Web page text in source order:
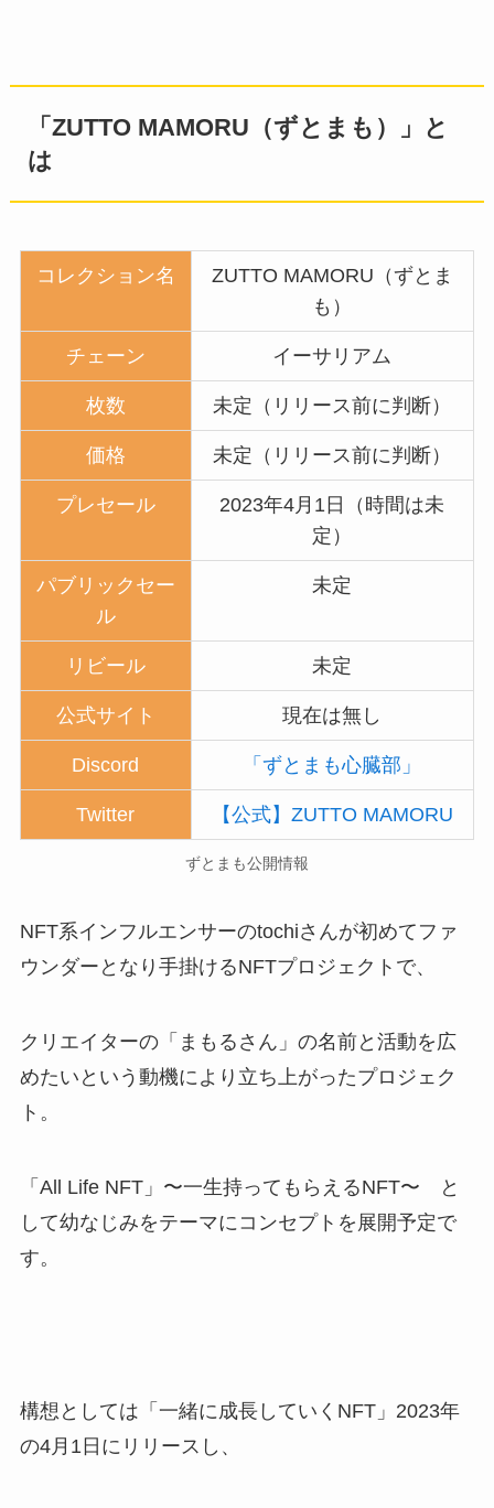
「ZUTTO MAMORU（ずとまも）」と
は
コレクション名
ZUTTO MAMORU（ずとま
も）
チェーン イーサリアム
枚数 未定（リリース前に判断）
価格 未定（リリース前に判断）
プレセール
2023年4月1日（時間は未
定）
パブリックセー
ル
未定
リビール 未定
公式サイト 現在は無し
Discord 「ずとまも心臓部」
Twitter 【公式】ZUTTO MAMORU
ずとまも公開情報
NFT系インフルエンサーのtochiさんが初めてファ
ウンダーとなり手掛けるNFTプロジェクトで、
クリエイターの「まもるさん」の名前と活動を広
めたいという動機により立ち上がったプロジェク
ト。
「All Life NFT」〜一生持ってもらえるNFT〜 と
して幼なじみをテーマにコンセプトを展開予定で
す。
構想としては「一緒に成長していくNFT」2023年
の4月1日にリリースし、